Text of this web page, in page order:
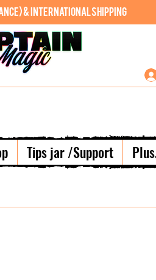
& International shipping
Tips jar /Support